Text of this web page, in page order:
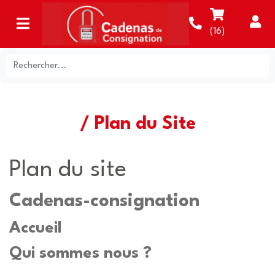
(16 )
/ Plan du Site
Plan du site
Cadenas-consignation
Accueil
Qui sommes nous ?